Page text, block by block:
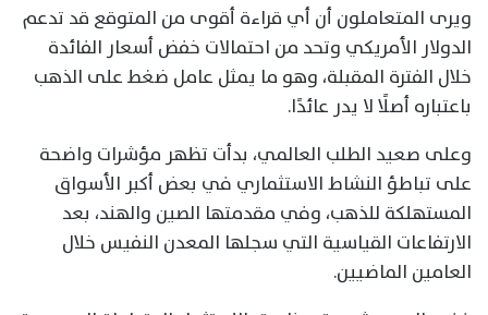
ويرى المتعاملون أن أي قراءة أقوى من المتوقع قد تدعم
الدولار الأمريكي وتحد من احتمالات خفض أسعار الفائدة
خلال الفترة المقبلة، وهو ما يمثل عامل ضغط على الذهب
باعتباره أصلًا لا يدر عائدًا.
وعلى صعيد الطلب العالمي، بدأت تظهر مؤشرات واضحة
على تباطؤ النشاط الاستثماري في بعض أكبر الأسواق
المستهلكة للذهب، وفي مقدمتها الصين والهند، بعد
الارتفاعات القياسية التي سجلها المعدن النفيس خلال
العامين الماضيين.